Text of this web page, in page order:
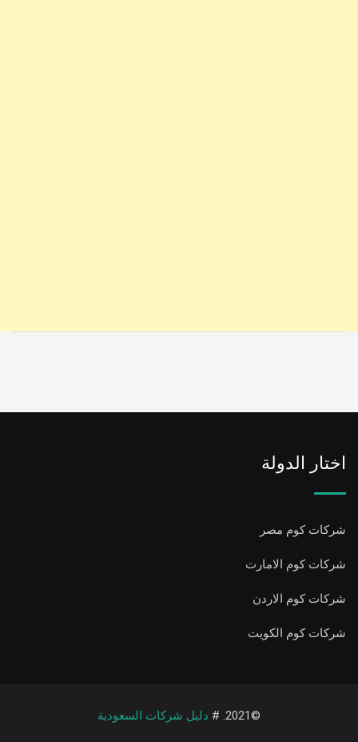
اختار الدولة
شركات كوم مصر
شركات كوم الامارت
شركات كوم الاردن
شركات كوم الكويت
©2021. # دليل شركات السعودية